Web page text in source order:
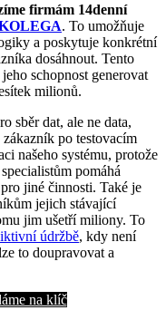
firmám 14denní
. To umožňuje
a poskytuje konkrétní
dosáhnout. Tento
schopnost generovat
milionů.
sběr dat, ale ne data,
po testovacím
našeho systému, protože
pomáhá
jiné činnosti. Také je
jejich stávající
jim ušetří miliony. To
údržbě, kdy není
to doupravovat a
na klíč